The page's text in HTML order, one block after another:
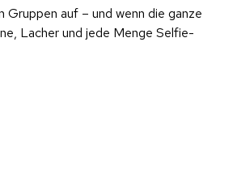
auf – und wenn die ganze
Lacher und jede Menge Selfie-